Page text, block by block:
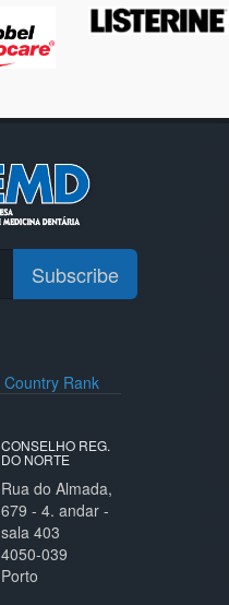
Subscribe
CONSELHO REG.
DO NORTE
Rua do Almada,
679 - 4. andar -
sala 403
4050-039
Porto